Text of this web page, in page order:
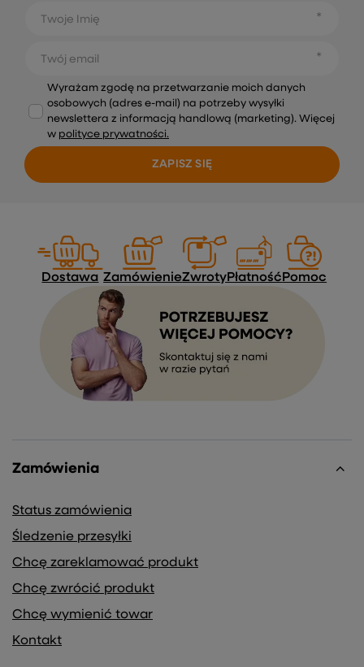
Twoje Imię
Twój email
Wyrażam zgodę na przetwarzanie moich danych
osobowych (adres e-mail) na potrzeby wysyłki
newslettera z informacją handlową (marketing). Więcej
w polityce prywatności.
ZAPISZ SIĘ
Dostawa ZamówienieZwrotyPłatność Pomoc
Zamówienia
Status zamówienia
Śledzenie przesyłki
Chcę zareklamować produkt
Chcę zwrócić produkt
Chcę wymienić towar
Kontakt